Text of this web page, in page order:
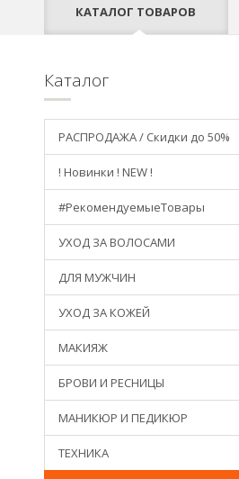
КАТАЛОГ ТОВАРОВ
Каталог
РАСПРОДАЖА / Скидки до 50%
! Новинки ! NEW !
#РекомендуемыеТовары
УХОД ЗА ВОЛОСАМИ
ДЛЯ МУЖЧИН
УХОД ЗА КОЖЕЙ
МАКИЯЖ
БРОВИ И РЕСНИЦЫ
МАНИКЮР И ПЕДИКЮР
ТЕХНИКА